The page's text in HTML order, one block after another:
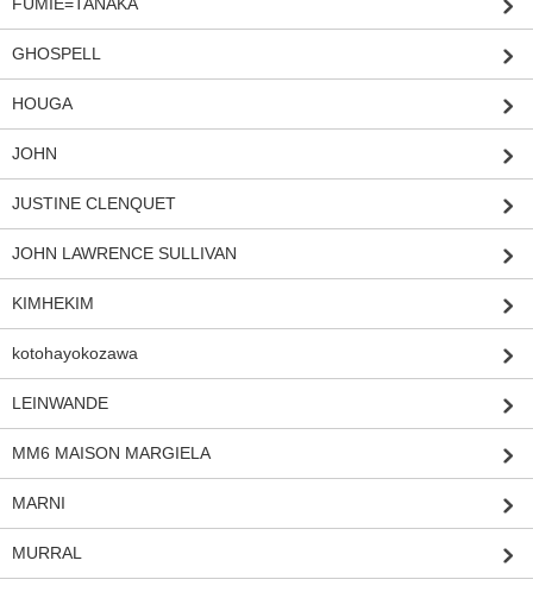
GHOSPELL
HOUGA
JOHN
JUSTINE CLENQUET
JOHN LAWRENCE SULLIVAN
KIMHEKIM
kotohayokozawa
LEINWANDE
MM6 MAISON MARGIELA
MARNI
MURRAL